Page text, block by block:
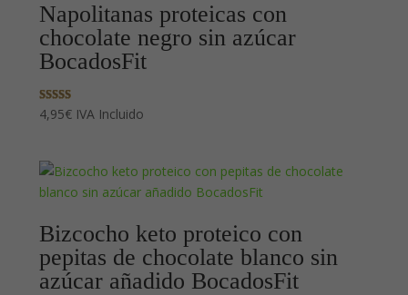
Napolitanas proteicas con
chocolate negro sin azúcar
BocadosFit
Valorado con
5.00
4,95€ IVA Incluido
Bizcocho keto proteico con
pepitas de chocolate blanco sin
azúcar añadido BocadosFit